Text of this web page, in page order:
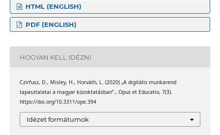
HTML (ENGLISH)
PDF (ENGLISH)
HOGYAN KELL IDÉZNI
Czirfusz, D., Misley, H., Horváth, L. (2020) „A digitális munkarend
tapasztalatai a magyar közoktatásban”., Opus et Educatio, 7(3).
https://doi.org/10.3311/ope.394
Idézet formátumok